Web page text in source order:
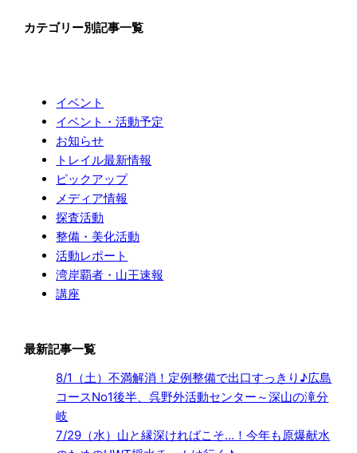
カテゴリー別記事一覧
イベント
イベント・活動予定
お知らせ
トレイル最新情報
ピックアップ
メディア情報
探査活動
整備・美化活動
活動レポート
湾岸覇者・山王速報
講座
最新記事一覧
8/1（土）不満解消！定例整備で出口すっきり♪広島
コースNo1後半、呉野外活動センター～深山の滝分
岐
7/29（水）山と縁深ければこそ…！今年も原爆献水